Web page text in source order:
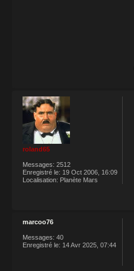
roland65
Messages: 2512
Enregistré le: 19 Oct 2006, 16:09
Localisation: Planète Mars
marcoo76
Messages: 40
Enregistré le: 14 Avr 2025, 07:44